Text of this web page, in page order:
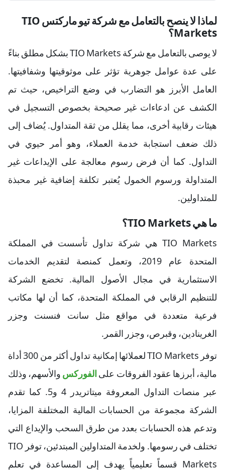
لماذا لا ينصح بالتعامل مع شركة تيو ماركتس TIO
Markets؟
لا يوصى بالتعامل مع شركة TIO Markets بشكل مطلق بناءً
على عدة عوامل جوهرية تؤثر على موثوقيتها وشفافيتها.
العامل الأبرز هو التضارب في وضع التراخيص، حيث تم
الكشف عن ادعاءات غير صحيحة بخصوص التسجيل في
هيئات رقابية أخرى، مما يقلل من ثقة المتداول. يُضاف إلى
ذلك ضعف استجابة خدمة العملاء، وهو أمر حيوي في
التداول. كما أن فرض رسوم معالجة على الإيداعات غير
المتداولة ورسوم الخمول يُعتبر تكلفة إضافية غير محبذة
للمتداولين.
ما هي TIO Markets؟
TIO Markets هي شركة تداول تأسست في المملكة
المتحدة عام 2019، وتعمل كمنصة لتقديم الخدمات
الاستثمارية في مجال الأصول المالية. تخضع الشركة
للتنظيم الرقابي في المملكة المتحدة، كما أن لها مكاتب
فرعية متعددة في مواقع مثل سانت فنسنت وجزر
الغرينادين، وقبرص، وجزر القمر.
توفر TIO Markets لعملائها إمكانية تداول أكثر من 300 أداة
مالية، أبرزها عقود الفروقات على الفوركس والأسهم، وذلك
عبر منصات التداول المعروفة ميتاتريدر 4 و5. كما تقدم
الشركة مجموعة من الحسابات المالية المختلفة المزايا،
وتدعم هذه الحسابات بعدد من طرق السحب والإيداع التي
تختلف في رسومها. ولخدمة المتداولين المبتدئين، توفر TIO
Markets قسماً تعليمياً يهدف إلى المساعدة في تعلم